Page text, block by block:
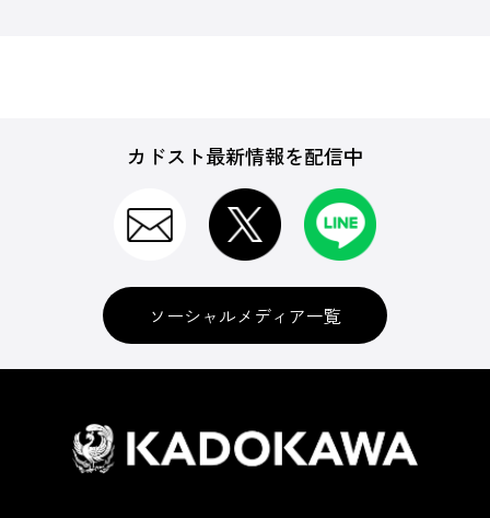
カドスト最新情報を配信中
ソーシャルメディア一覧